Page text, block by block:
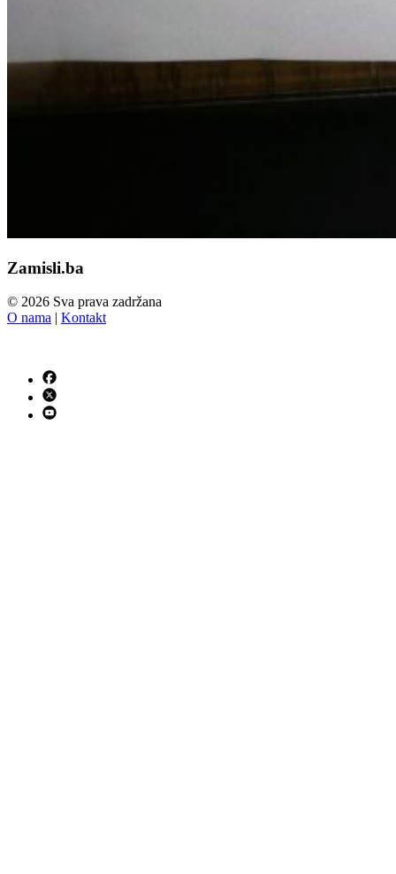
Zamisli.ba
© 2026 Sva prava zadržana
O nama | Kontakt